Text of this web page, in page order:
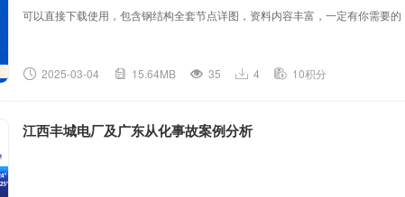
可以直接下载使用，包含钢结构全套节点详图，资料内容丰富，一定有你需要的
2025-03-04 15.64MB 35 4 10积分
江西丰城电厂及广东从化事故案例分析